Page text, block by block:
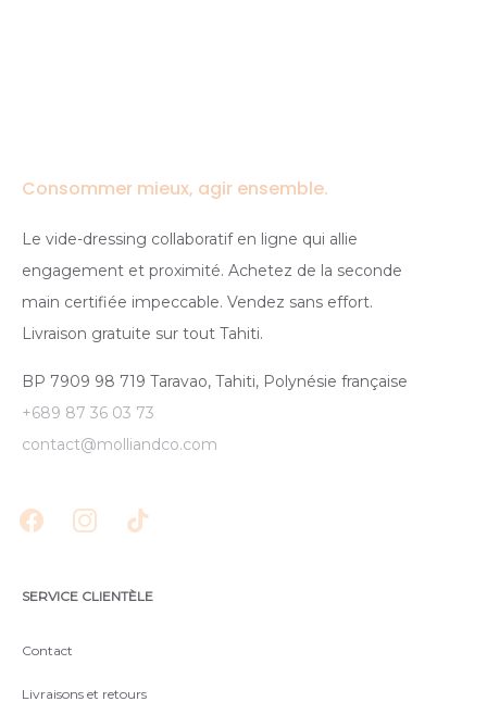
Consommer mieux, agir ensemble.
Le vide-dressing collaboratif en ligne qui allie
engagement et proximité. Achetez de la seconde
main certifiée impeccable. Vendez sans effort.
Livraison gratuite sur tout Tahiti.
BP 7909 98 719 Taravao, Tahiti, Polynésie française
+689 87 36 03 73
contact@molliandco.com
SERVICE CLIENTÈLE
Contact
Livraisons et retours